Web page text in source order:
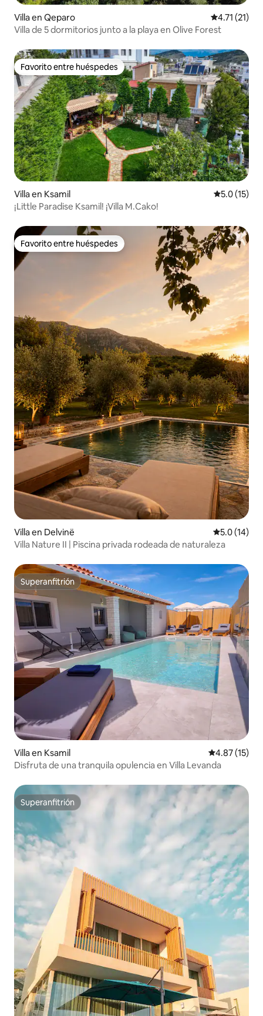
Villa en Qeparo Calificación
4.71 (21)
Villa de 5 dormitorios junto a la playa en Olive Forest
Favorito entre huéspedes
Favorito entre huéspedes
Villa en Ksamil Calificación
5.0 (15)
¡Little Paradise Ksamil! ¡Villa M.Cako!
Favorito entre huéspedes
Favorito entre huéspedes
Villa en Delvinë Calificación
5.0 (14)
Villa Nature II | Piscina privada rodeada de naturaleza
Superanfitrión
Superanfitrión
Villa en Ksamil Calificación
4.87 (15)
Disfruta de una tranquila opulencia en Villa Levanda
Superanfitrión
Superanfitrión